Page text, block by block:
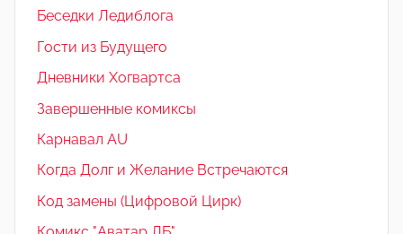
Беседки Ледиблога
Гости из Будущего
Дневники Хогвартса
Завершенные комиксы
Карнавал AU
Когда Долг и Желание Встречаются
Код замены (Цифровой Цирк)